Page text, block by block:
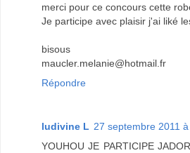
merci pour ce concours cette
Je participe avec plaisir j'ai liké
bisous
maucler.melanie@hotmail.fr
Répondre
ludivine L 27 septembre 2011
YOUHOU JE PARTICIPE